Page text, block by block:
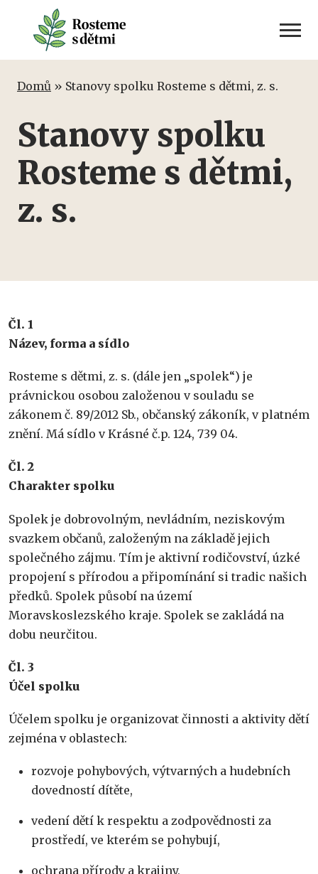
content
Domů » Stanovy spolku Rosteme s dětmi, z. s.
Stanovy spolku
Rosteme s dětmi,
z. s.
Čl. 1
Název, forma a sídlo
Rosteme s dětmi, z. s. (dále jen „spolek“) je
právnickou osobou založenou v souladu se
zákonem č. 89/2012 Sb., občanský zákoník, v platném
znění. Má sídlo v Krásné č.p. 124, 739 04.
Čl. 2
Charakter spolku
Spolek je dobrovolným, nevládním, neziskovým
svazkem občanů, založeným na základě jejich
společného zájmu. Tím je aktivní rodičovství, úzké
propojení s přírodou a připomínání si tradic našich
předků. Spolek působí na území
Moravskoslezského kraje. Spolek se zakládá na
dobu neurčitou.
Čl. 3
Účel spolku
Účelem spolku je organizovat činnosti a aktivity dětí
zejména v oblastech:
rozvoje pohybových, výtvarných a hudebních
dovedností dítěte,
vedení dětí k respektu a zodpovědnosti za
prostředí, ve kterém se pohybují,
ochrana přírody a krajiny,